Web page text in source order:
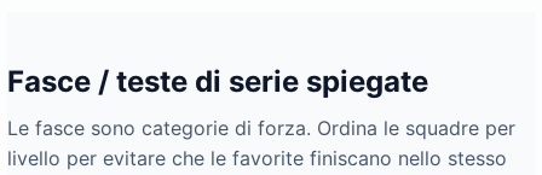
Fasce / teste di serie spiegate
Le fasce sono categorie di forza. Ordina le squadre per
livello per evitare che le favorite finiscano nello stesso